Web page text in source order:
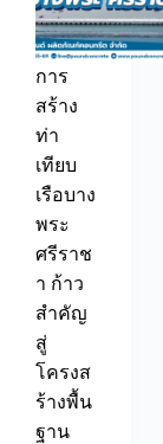
การ
สร้าง
ท่า
เทียบ
เรือบาง
พระ
ศรีราช
า ก้าว
สำคัญ
สู่
โครงส
ร้างพื้น
ฐาน